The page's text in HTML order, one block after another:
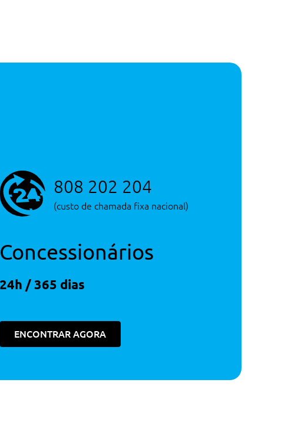
808 202 204
(custo de chamada fixa nacional)
Concessionários
24h / 365 dias
ENCONTRAR AGORA